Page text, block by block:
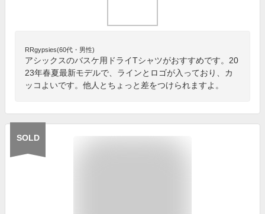
RRgypsies(60代・男性)
アシックスのバスケ用ドライTシャツがおすすめです。20
23年春夏最新モデルで、ラインとロゴが入っており、カ
ッコよいです。他人とちょっと差をつけられますよ。
SOLD